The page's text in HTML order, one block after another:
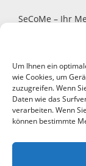
Um Ihnen ein
wie Cookies, um
zuzugreifen. Wenn
Daten wie das
verarbeiten. Wenn
können bestimmte
SeCoMe – Ihr
NRNW-
Robert-
+49 2150